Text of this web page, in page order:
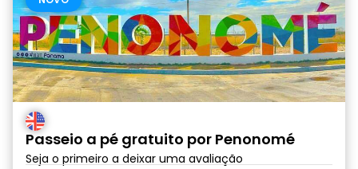
Passeio a pé gratuito por Penonomé
Seja o primeiro a deixar uma avaliação